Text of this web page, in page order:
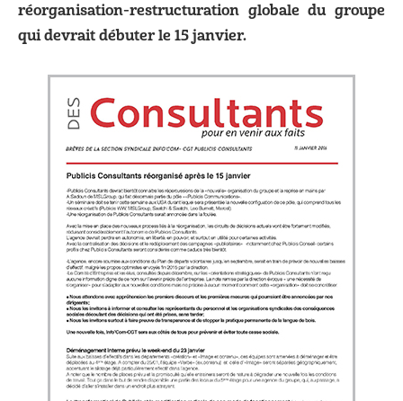
réorganisation-restructuration globale du groupe
qui devrait débuter le 15 janvier.